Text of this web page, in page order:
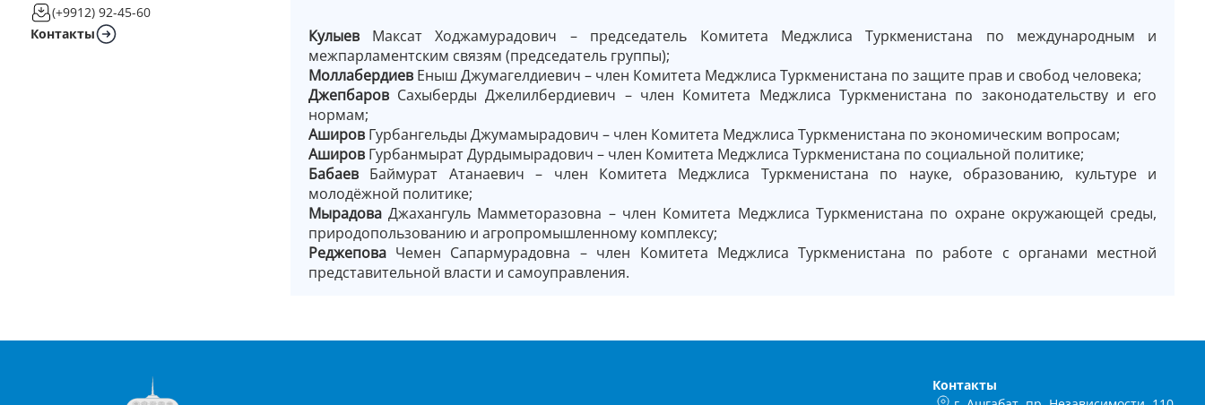
(+9912) 92-45-60
Контакты
Кулыев Максат Ходжамурадович – председатель Комитета Меджлиса Туркменистана по международным и
межпарламентским связям (председатель группы);
МоллабердиевЕныш Джумагелдиевич – член Комитета Меджлиса Туркменистана по защите прав и свобод человека;
ДжепбаровСахыберды Джелилбердиевич – член Комитета Меджлиса Туркменистана по законодательству и его
нормам;
АшировГурбангельды Джумамырадович – член Комитета Меджлиса Туркменистана по экономическим вопросам;
АшировГурбанмырат Дурдымырадович – член Комитета Меджлиса Туркменистана по социальной политике;
БабаевБаймурат Атанаевич – член Комитета Меджлиса Туркменистана по науке, образованию, культуре и
молодёжной политике;
МырадоваДжахангуль Мамметоразовна – член Комитета Меджлиса Туркменистана по охране окружающей среды,
природопользованию и агропромышленному комплексу;
РеджеповаЧемен Сапармурадовна – член Комитета Меджлиса Туркменистана по работе с органами местной
представительной власти и самоуправления.
Контакты